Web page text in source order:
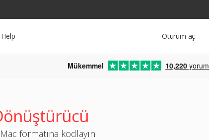
Oturum aç
Help
Mükemmel 10,220 yorum
formatına kodlayın